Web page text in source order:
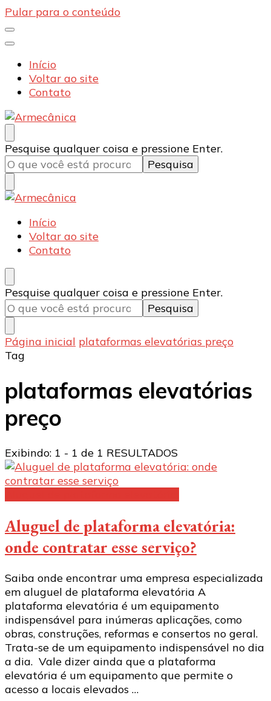
Pular para o conteúdo
Início
Voltar ao site
Contato
Armecânica
Blog
Procurando
algo?
Pesquise qualquer coisa e pressione Enter.
Armecânica
Blog
Início
Voltar ao site
Contato
Procurando
algo?
Pesquise qualquer coisa e pressione Enter.
Página inicial plataformas elevatórias preço
Tag
plataformas elevatórias
preço
Exibindo: 1 - 1 de 1 RESULTADOS
Aluguel de plataforma elevatória:
onde contratar esse serviço?
Saiba onde encontrar uma empresa especializada
em aluguel de plataforma elevatória A
plataforma elevatória é um equipamento
indispensável para inúmeras aplicações, como
obras, construções, reformas e consertos no geral.
Trata-se de um equipamento indispensável no dia
a dia. Vale dizer ainda que a plataforma
elevatória é um equipamento que permite o
acesso a locais elevados …